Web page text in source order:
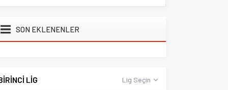
SON EKLENENLER
Lig Seçin
LİG